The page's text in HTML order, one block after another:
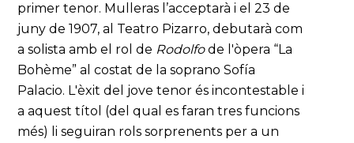
primer tenor. Mulleras l’acceptarà i el 23 de
juny de 1907, al Teatro Pizarro, debutarà com
a solista amb el rol de Rodolfode l'òpera “La
Bohème” al costat de la soprano Sofía
Palacio. L'èxit del jove tenor és incontestable i
a aquest títol (del qual es faran tres funcions
més) li seguiran rols sorprenents per a un